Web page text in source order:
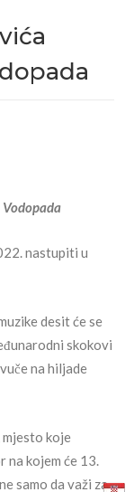
nastupiti u
desit će se
skokovi
na hiljade
koje
kojem će 13.
samo da važi za